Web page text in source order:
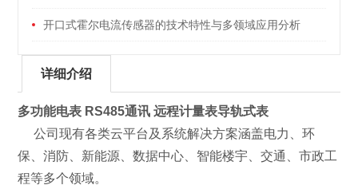
开口式霍尔电流传感器的技术特性与多领域应用分析
详细介绍
多功能电表 RS485通讯 远程计量表导轨式表
公司现有各类云平台及系统解决方案涵盖电力、环
保、消防、新能源、数据中心、智能楼宇、交通、市政工
程等多个领域。